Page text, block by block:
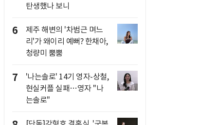
탄생했나 보니
6
제주 해변의 '차범근 며느
리'가 왜이리 예뻐? 한채아,
청량미 뿜뿜
7
'나는솔로' 14기 영자-상철,
현실커플 실패…영자 "나
는솔로"